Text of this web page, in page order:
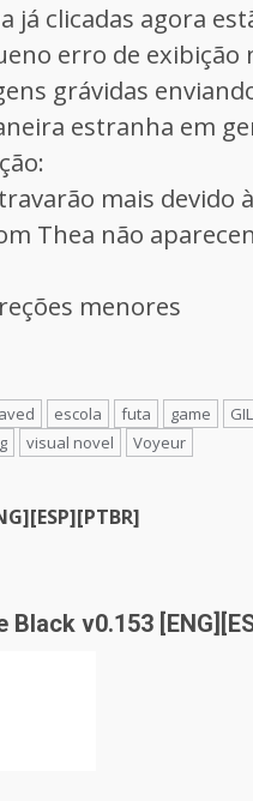
já clicadas agora
erro de exibição
grávidas
estranha em
mais devido
Thea não
menores
escola futa game
visual novel Voyeur
Black v0.153